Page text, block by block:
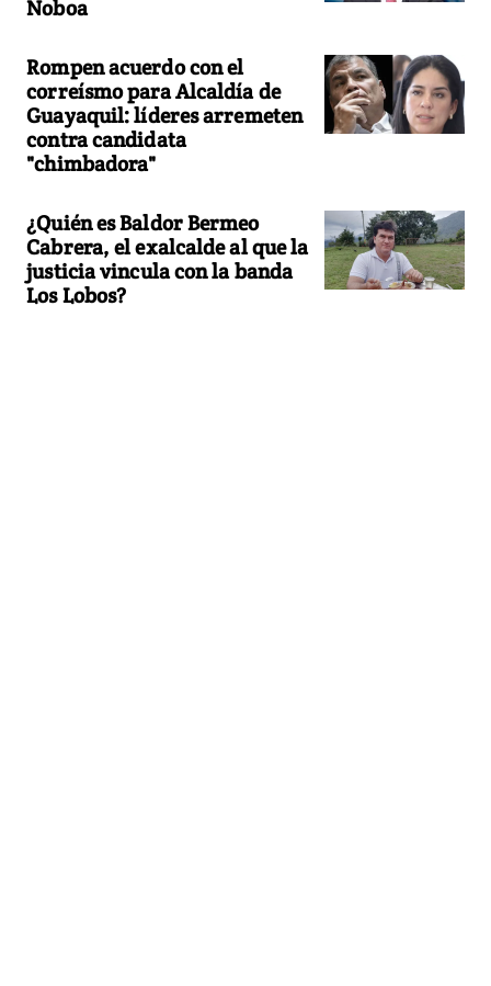
Noboa
Rompen acuerdo con el
correísmo para Alcaldía de
Guayaquil: líderes arremeten
contra candidata
"chimbadora"
¿Quién es Baldor Bermeo
Cabrera, el exalcalde al que la
justicia vincula con la banda
Los Lobos?